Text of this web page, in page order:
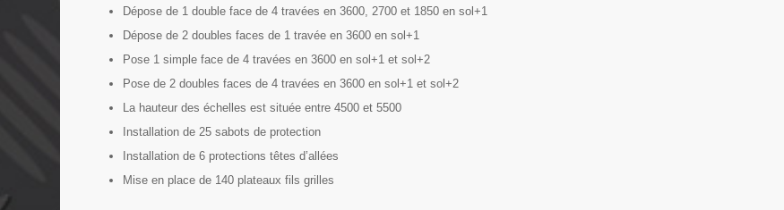
Dépose de 1 double face de 4 travées en 3600, 2700 et 1850 en sol+1
Dépose de 2 doubles faces de 1 travée en 3600 en sol+1
Pose 1 simple face de 4 travées en 3600 en sol+1 et sol+2
Pose de 2 doubles faces de 4 travées en 3600 en sol+1 et sol+2
La hauteur des échelles est située entre 4500 et 5500
Installation de 25 sabots de protection
Installation de 6 protections têtes d’allées
Mise en place de 140 plateaux fils grilles